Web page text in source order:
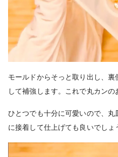
モールドからそっと取り出し、
して補強します。これで丸カンの
ひとつでも十分に可愛いので、
に接着して仕上げても良いでしょ